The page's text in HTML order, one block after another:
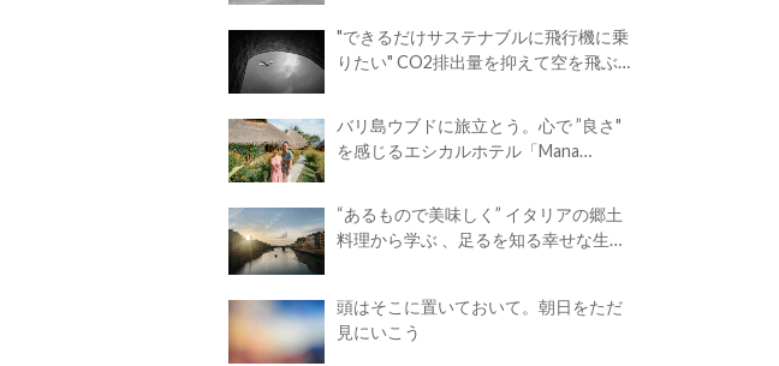
"できるだけサステナブルに飛行機に乗
りたい" CO2排出量を抑えて空を飛ぶ
バリ島ウブドに旅立とう。心で ”良さ"
を感じるエシカルホテル「Mana
“あるもので美味しく” イタリアの郷土
料理から学ぶ 、足るを知る幸せな生き
頭はそこに置いておいて。朝日をただ
見にいこう